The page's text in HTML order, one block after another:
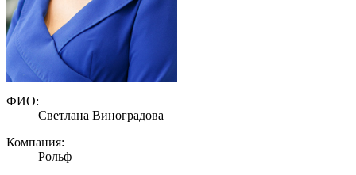
ФИО:
Светлана Виноградова
Компания:
Рольф